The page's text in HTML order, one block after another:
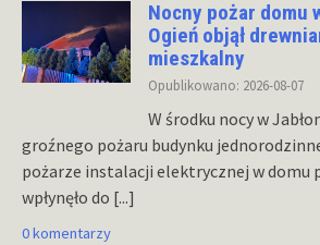
Nocny pożar domu
Ogień objął
mieszkalny
Opublikowano: 2026-08-07
W środku nocy w
groźnego pożaru budynku
pożarze instalacji elektrycznej w domu
wpłynęło do [...]
0 komentarzy